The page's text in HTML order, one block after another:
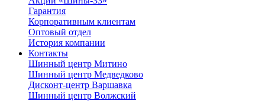
Гарантия
Корпоративным клиентам
Оптовый отдел
История компании
Контакты
Шинный центр Митино
Шинный центр Медведково
Дисконт-центр Варшавка
Шинный центр Волжский